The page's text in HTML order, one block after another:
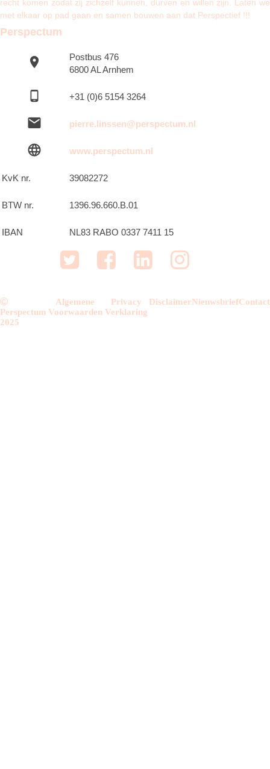
recht komen zodat zij zichzelf kunnen, durven en willen zijn.
Laten we
met elkaar op pad gaan en samen bouwen aan dat Perspectief !!!
Perspectum
Postbus 476
6800 AL Arnhem
+31 (0)6 5154 3264
pierre.linssen@perspectum.nl
www.perspectum.nl
KvK nr. 39082272
BTW nr. 1396.96.660.B.01
IBAN NL83 RABO 0337 7411 15
Perspectum
2025
Algemene
Voorwaarden
Privacy
Verklaring
DisclaimerNieuwsbriefContact